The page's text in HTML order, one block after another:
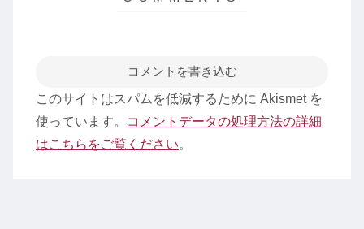
コメントを書き込む
このサイトはスパムを低減するために Akismet を
使っています。
コメントデータの処理方法の詳細
はこちらをご覧ください。